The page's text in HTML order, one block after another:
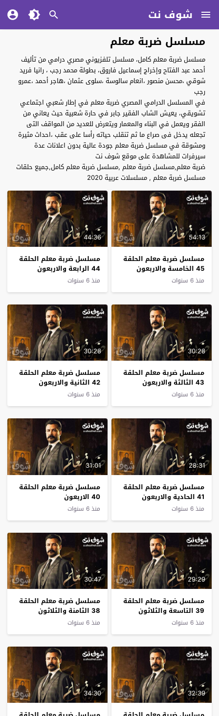
شوف نت
مسلسل ضربة معلم
مسلسل ضربة معلم كامل، مسلسل تلفزيوني مصري درامي من تأليف
أحمد عبد الفتاح وإخراج إسماعيل فاروق، بطولة محمد رجب ، رانيا فريد
شوقي ،محسن منصور ،انعام سالوسة ،سلوى عثمان ،هاجر أحمد ،عمرو
رجب
في المسلسل الدرامي المصري ضربة معلم في إطار شعبي اجتماعي
تشويقي، يعيش الشاب الفقير جابر في حارة شعبية حيث يعاني من
الفقر ويعمل في البناء والمعمار ويتعرض للعديد من المواقف التى
تجعله يدخل فى صراع ما ثم تنقلب حياته رأسا على عقب ،احداث مثيرة
ومشوقة في مسلسل ضربة معلم جودة عالية بدون اعلانات عدة
سيرفرات للمشاهدة على موقع شوف نت
ضربة معلم,مسلسل ضربة معلم ,مسلسل ضربة معلم كامل,جميع حلقات
مسلسل ضربة معلم , مسلسلات عربية 2020
54:13
مسلسل ضربة معلم الحلقة
45 الخامسة والاربعون
والاخيرة
منذ 6 سنوات
44:36
مسلسل ضربة معلم الحلقة
44 الرابعة والاربعون
منذ 6 سنوات
30:28
مسلسل ضربة معلم الحلقة
43 الثالثة والاربعون
منذ 6 سنوات
30:28
مسلسل ضربة معلم الحلقة
42 الثانية والاربعون
منذ 6 سنوات
28:31
مسلسل ضربة معلم الحلقة
41 الحادية والاربعون
منذ 6 سنوات
31:01
مسلسل ضربة معلم الحلقة
40 الاربعون
منذ 6 سنوات
29:29
مسلسل ضربة معلم الحلقة
39 التاسعة والثلاثون
منذ 6 سنوات
30:47
مسلسل ضربة معلم الحلقة
38 الثامنة والثلاثون
منذ 6 سنوات
32:39
34:30